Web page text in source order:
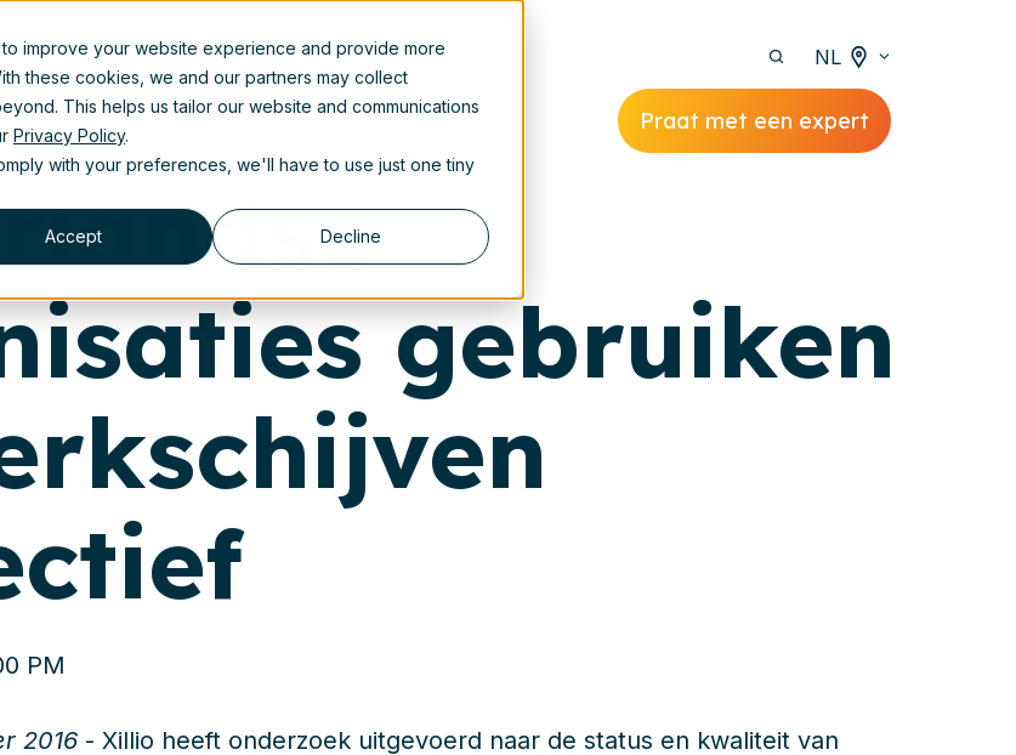
improve your website experience and provide more
these cookies, we and our partners may collect
This helps us tailor our website and communications
Privacy Policy.
with your preferences, we'll have to use just one tiny
Accept Decline
Resources NL
Praat met een expert
gebruiken
PM
2016- Xillio heeft onderzoek uitgevoerd naar de status en kwaliteit van